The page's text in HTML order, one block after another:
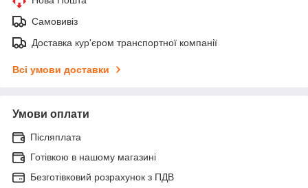
Самовивіз
Доставка кур'єром транспортної компанії
Всі умови доставки
Умови оплати
Післяплата
Готівкою в нашому магазині
Безготівковий розрахунок з ПДВ